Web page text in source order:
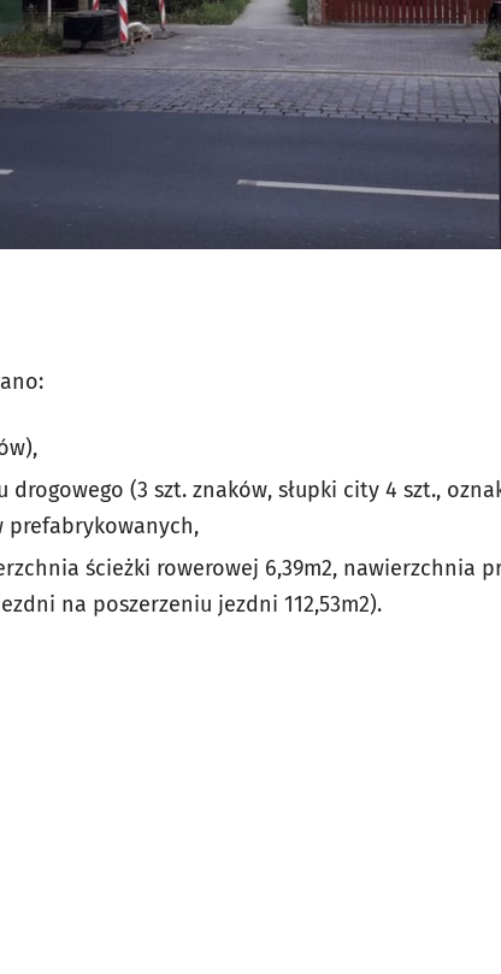
drogowego (3 szt. znaków, słupki city 4 szt.,
prefabrykowanych,
ścieżki rowerowej 6,39m2, nawierzchnia
na poszerzeniu jezdni 112,53m2).